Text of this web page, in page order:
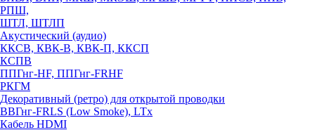
РПШ,
ШТЛ, ШТЛП
Акустический (аудио)
ККСВ, КВК-В, КВК-П, ККСП
КСПВ
ППГнг-HF, ППГнг-FRHF
РКГМ
Декоративный (ретро) для открытой проводки
ВВГнг-FRLS (Low Smoke), LTx
Кабель HDMI